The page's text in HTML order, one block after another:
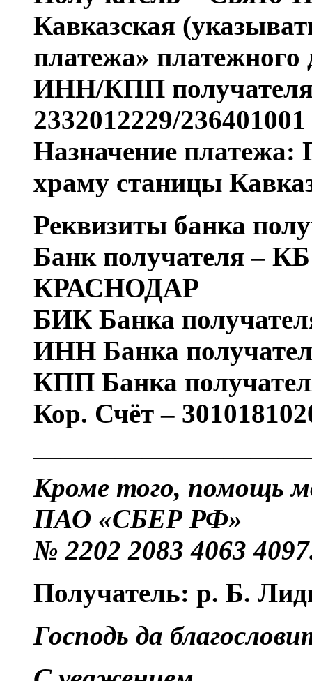
Кавказская
платежа» платежного
ИНН/КПП
2332012229/236401001
Назначение
храму станицы
Реквизиты банка
Банк получателя –
КРАСНОДАР
БИК Банка
ИНН Банка
КПП Банка
Кор. Счёт –
Кроме того, помощь
ПАО «СБЕР РФ»
№ 2202 2083 4063
Получатель: р. Б.
Господь да